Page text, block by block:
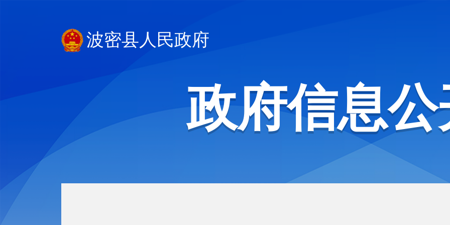
波密县人民政府
政府信息公